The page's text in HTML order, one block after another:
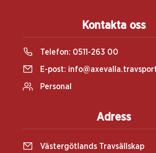
Kontakta oss
Telefon: 0511-263 00
E-post:
Personal
Adress
Västergötlands Travsällskap